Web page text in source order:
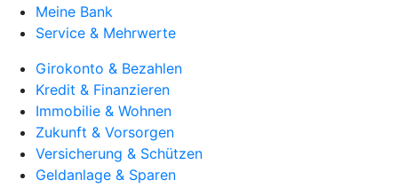
Meine Bank
Service & Mehrwerte
Girokonto & Bezahlen
Kredit & Finanzieren
Immobilie & Wohnen
Zukunft & Vorsorgen
Versicherung & Schützen
Geldanlage & Sparen